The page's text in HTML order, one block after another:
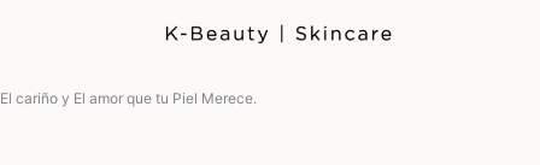
El cariño y El amor que tu Piel Merece.